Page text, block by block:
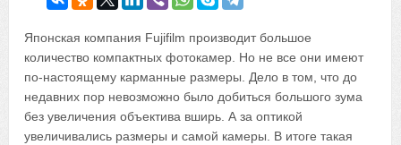
Японская компания Fujifilm производит большое
количество компактных фотокамер. Но не все они имеют
по-настоящему карманные размеры. Дело в том, что до
недавних пор невозможно было добиться большого зума
без увеличения объектива вширь. А за оптикой
увеличивались размеры и самой камеры. В итоге такая